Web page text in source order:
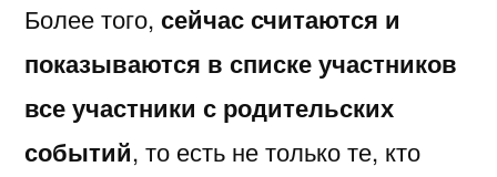
Более того, сейчас считаются и
показываются в списке участников
все участники с родительских
событий, то есть не только те, кто